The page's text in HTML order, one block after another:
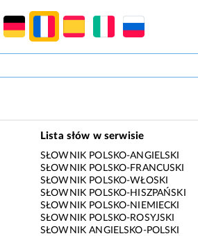
Lista słów w serwisie
SŁOWNIK POLSKO-ANGIELSKI
SŁOWNIK POLSKO-FRANCUSKI
SŁOWNIK POLSKO-WŁOSKI
SŁOWNIK POLSKO-HISZPAŃSKI
SŁOWNIK POLSKO-NIEMIECKI
SŁOWNIK POLSKO-ROSYJSKI
SŁOWNIK ANGIELSKO-POLSKI